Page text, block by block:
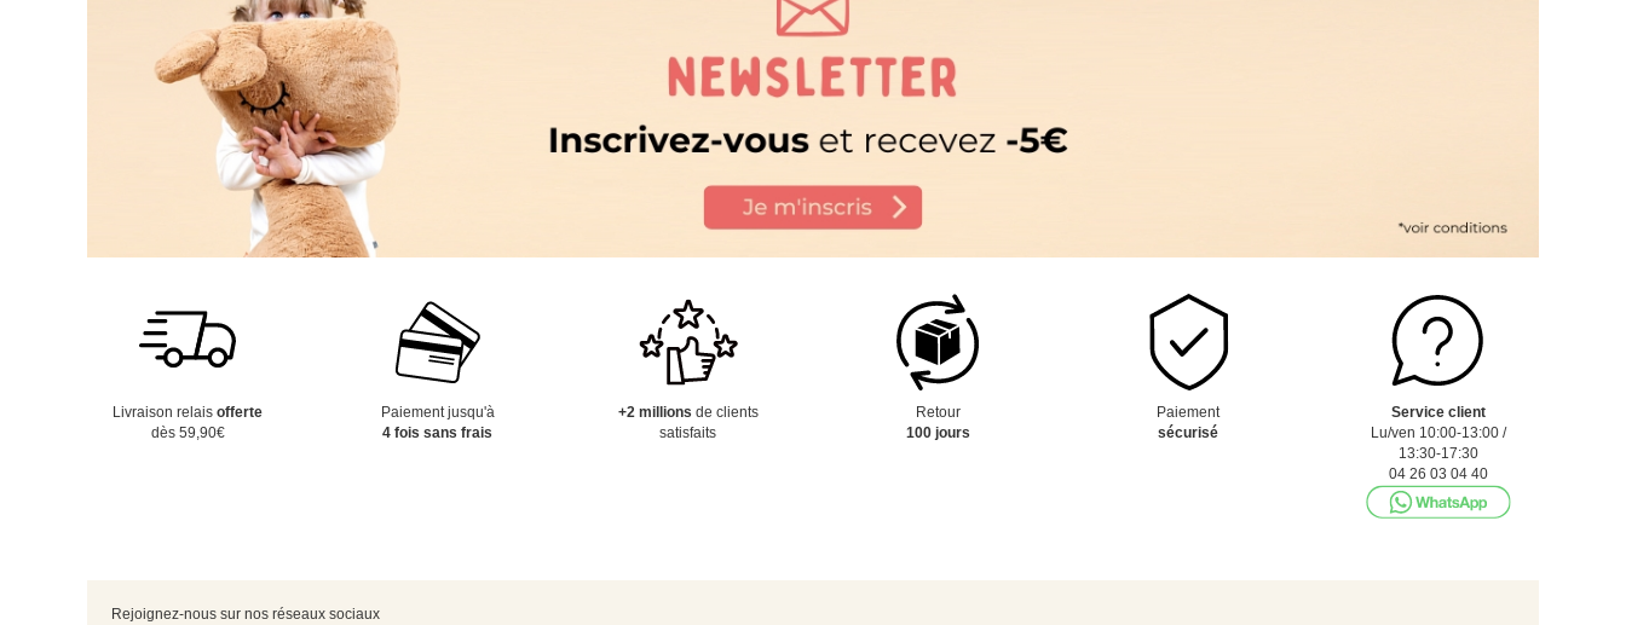
Livraison relaisofferte
dès 59,90€
Paiement jusqu'à
4 fois sans frais
+2 millions de clients
satisfaits
Retour
100 jours
Paiement
sécurisé
Service client
Lu/ven 10:00-13:00 /
13:30-17:30
04 26 03 04 40
Rejoignez-nous sur nos réseaux sociaux